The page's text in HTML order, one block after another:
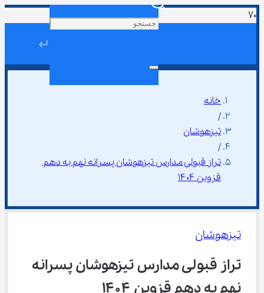
↵
خانه
/
تیزهوشان
/
تراز قبولی مدارس تیزهوشان پسرانه نهم به دهم
قزوین ۱۴۰۴
تیزهوشان
تراز قبولی مدارس تیزهوشان پسرانه
نهم به دهم قزوین ۱۴۰۴